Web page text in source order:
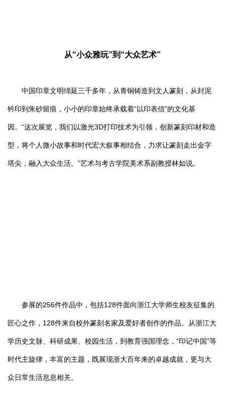
从“小众雅玩”到“大众艺术”
中国印章文明绵延三千多年，从青铜铸造到文人篆刻，从封泥
钤印到朱砂留痕，小小的印章始终承载着“以印表信”的文化基
因。“这次展览，我们以激光3D打印技术为引领，创新篆刻印材和造
型，将个人微小故事和时代宏大叙事相结合，力求让篆刻走出金字
塔尖，融入大众生活。”艺术与考古学院美术系副教授林如说。
参展的256件作品中，包括128件面向浙江大学师生校友征集的
匠心之作，128件来自校外篆刻名家及爱好者创作的作品。从浙江大
学历史文脉、科研成果、校园生活，到教育强国理念，“印记中国”等
时代主旋律，丰富的主题，既展现浙大百年来的卓越成就，更与大
众日常生活息息相关。